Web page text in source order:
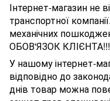
Інтернет-магазин не
транспортної
механічних
ОБОВ'ЯЗОК КЛІЄНТА!!!
У нашому інтернет-
відповідно до
днів товар можна